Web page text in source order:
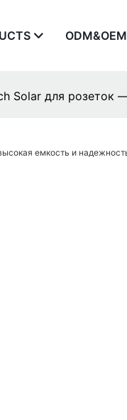
Solar для